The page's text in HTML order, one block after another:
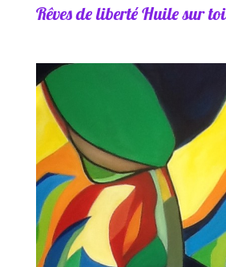
Rêves de liberté Huile sur